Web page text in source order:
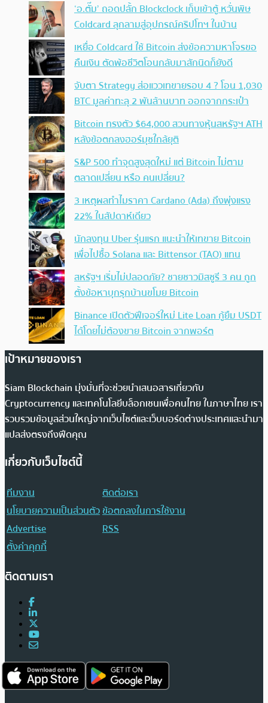
‘อ.ตั๊ม’ ถอดปลั้ก Blockclock เก็บเข้าตู้ หวั่นพิษ
Coldcard ลุกลามสู่อุปกรณ์คริปโทฯ ในบ้าน
เหยื่อ Coldcard ใช้ Bitcoin ส่งข้อความหาโจรขอ
คืนเงิน ตัดพ้อชีวิตโอนกลับมาสักนิดก็ยังดี
จับตา Strategy ส่อแววเทขายรอบ 4 ? โอน 1,030
BTC มูลค่าทะลุ 2 พันล้านบาท ออกจากกระเป๋า
Bitcoin ทรงตัว $64,000 สวนทางหุ้นสหรัฐฯ ATH
หลังข้อตกลงฮอร์มุซใกล้ยุติ
S&P 500 ทำจุดสูงสุดใหม่ แต่ Bitcoin ไม่ตาม
ตลาดเปลี่ยน หรือ คนเปลี่ยน?
3 เหตุผลทำไมราคา Cardano (Ada) ถึงพุ่งแรง
22% ในสัปดาห์เดียว
นักลงทุน Uber รุ่นแรก แนะนำให้เทขาย Bitcoin
เพื่อไปซื้อ Solana และ Bittensor (TAO) แทน
สหรัฐฯ เริ่มไม่ปลอดภัย? ชายชาวมิสซูรี 3 คน ถูก
ตั้งข้อหาบุกรุกบ้านขโมย Bitcoin
Binance เปิดตัวฟีเจอร์ใหม่ Lite Loan กู้ยืม USDT
ได้โดยไม่ต้องขาย Bitcoin จากพอร์ต
เป้าหมายของเรา
Siam Blockchain มุ่งมั่นที่จะช่วยนำเสนอสารเกี่ยวกับ
Cryptocurrency และเทคโนโลยีบล็อกเชนเพื่อคนไทย ในภาษาไทย เรา
รวบรวมข้อมูลส่วนใหญ่จากเว็บไซต์และเว็บบอร์ดต่างประเทศและนำมา
แปลส่งตรงถึงฟีดคุณ
เกี่ยวกับเว็บไซต์นี้
ทีมงาน
ติดต่อเรา
นโยบายความเป็นส่วนตัวข้อตกลงในการใช้งาน
Advertise
RSS
ตั้งค่าคุกกี้
ติดตามเรา